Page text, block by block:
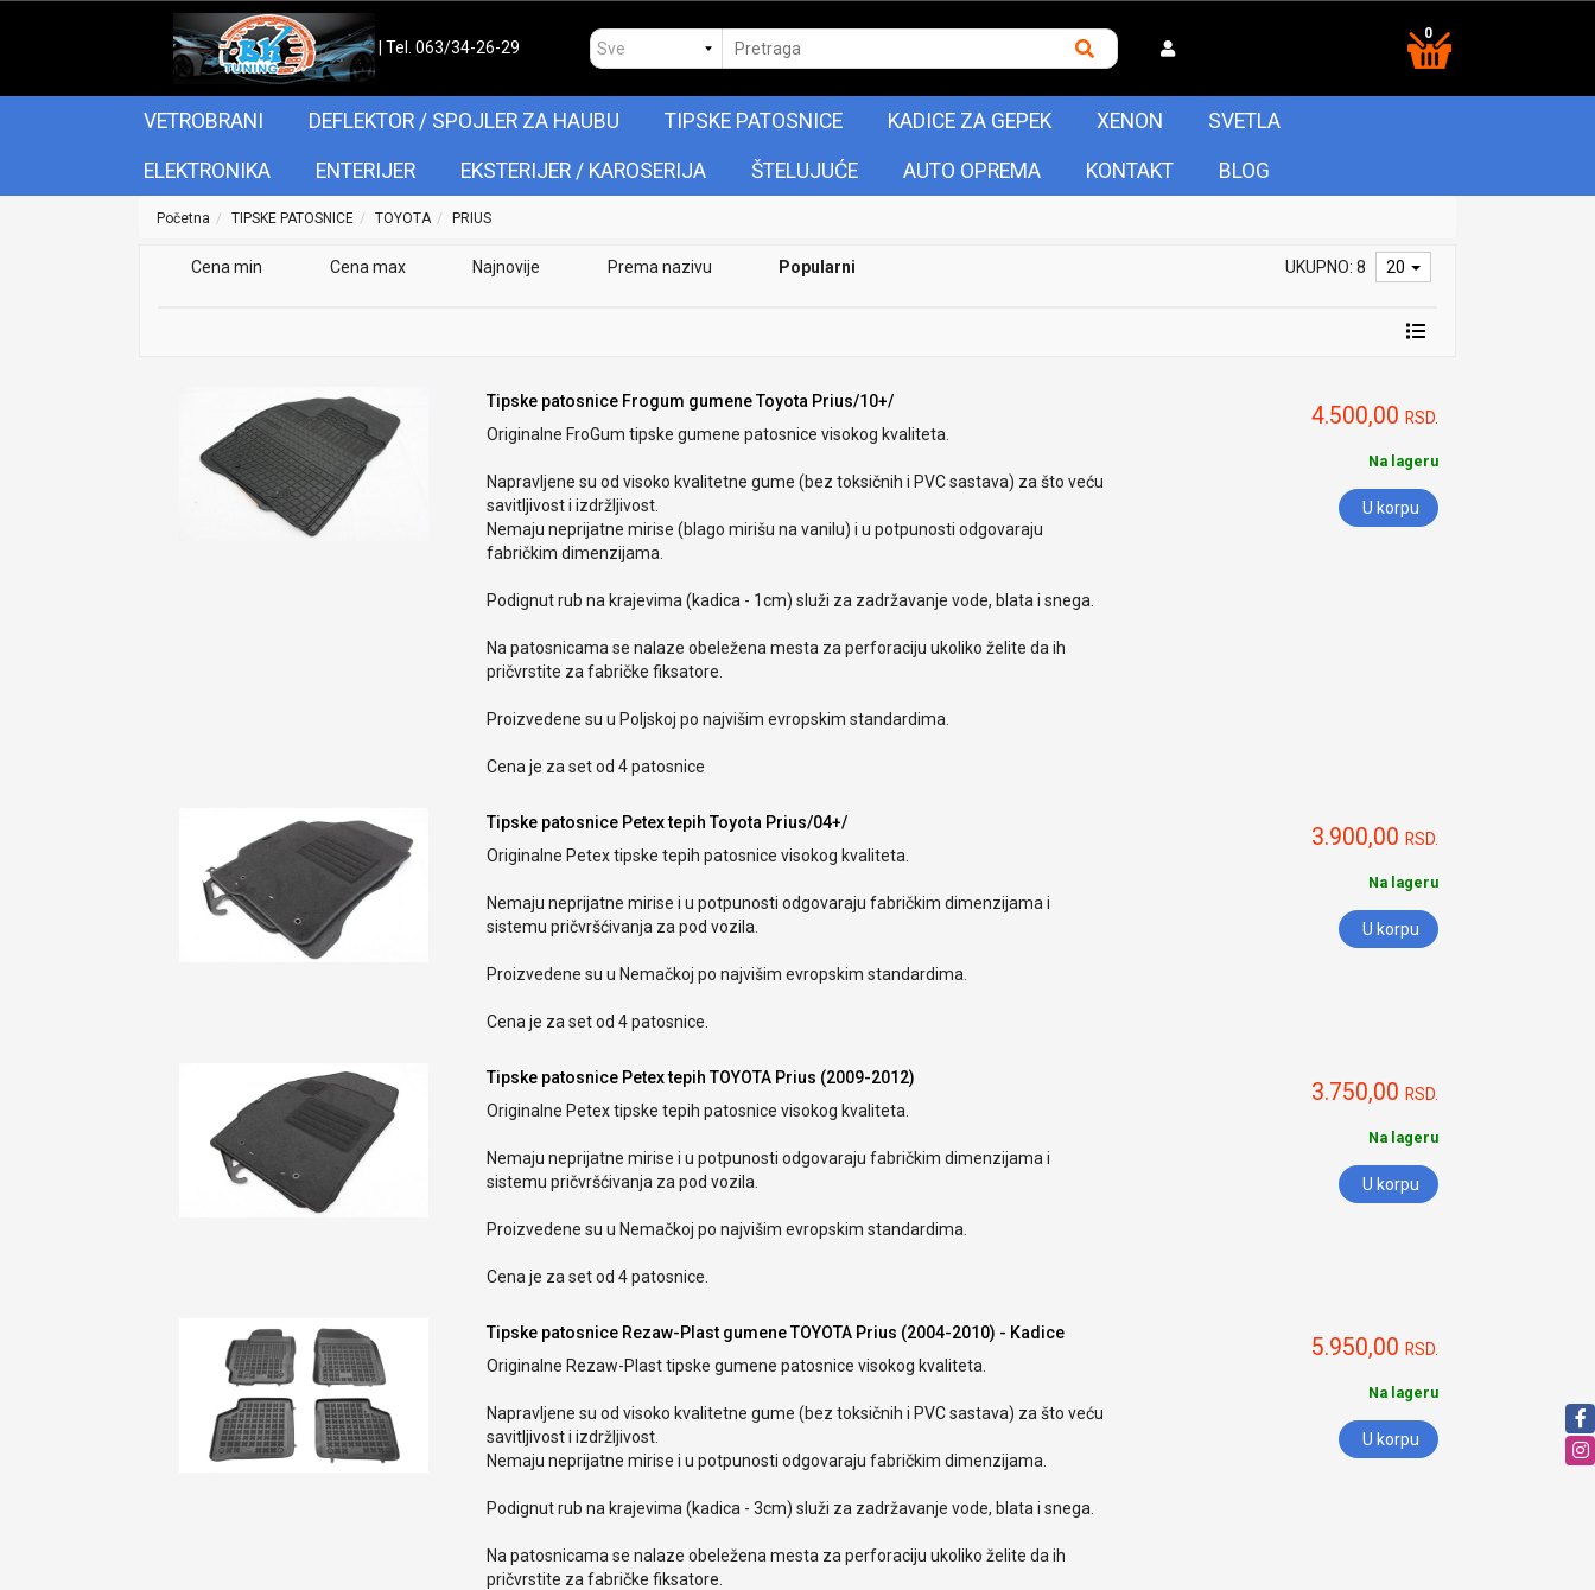
| Tel. 063/34-26-29
0
VETROBRANI DEFLEKTOR / SPOJLER ZA HAUBU TIPSKE PATOSNICE KADICE ZA GEPEK XENON SVETLA
ELEKTRONIKA ENTERIJER EKSTERIJER / KAROSERIJA ŠTELUJUĆE AUTO OPREMA KONTAKT BLOG
Početna TIPSKE PATOSNICE TOYOTA PRIUS
Cena min Cena max Najnovije Prema nazivu Popularni UKUPNO: 8 20
Tipske patosnice Frogum gumene Toyota Prius/10+/
Originalne FroGum tipske gumene patosnice visokog kvaliteta.
Napravljene su od visoko kvalitetne gume (bez toksičnih i PVC sastava) za što veću
savitljivost i izdržljivost.
Nemaju neprijatne mirise (blago mirišu na vanilu) i u potpunosti odgovaraju
fabričkim dimenzijama.
Podignut rub na krajevima (kadica - 1cm) služi za zadržavanje vode, blata i snega.
Na patosnicama se nalaze obeležena mesta za perforaciju ukoliko želite da ih
pričvrstite za fabričke fiksatore.
Proizvedene su u Poljskoj po najvišim evropskim standardima.
Cena je za set od 4 patosnice
4.500,00 RSD.
Na lageru
U korpu
Tipske patosnice Petex tepih Toyota Prius/04+/
Originalne Petex tipske tepih patosnice visokog kvaliteta.
Nemaju neprijatne mirise i u potpunosti odgovaraju fabričkim dimenzijama i
sistemu pričvršćivanja za pod vozila.
Proizvedene su u Nemačkoj po najvišim evropskim standardima.
Cena je za set od 4 patosnice.
3.900,00 RSD.
Na lageru
U korpu
Tipske patosnice Petex tepih TOYOTA Prius (2009-2012)
Originalne Petex tipske tepih patosnice visokog kvaliteta.
Nemaju neprijatne mirise i u potpunosti odgovaraju fabričkim dimenzijama i
sistemu pričvršćivanja za pod vozila.
Proizvedene su u Nemačkoj po najvišim evropskim standardima.
Cena je za set od 4 patosnice.
3.750,00 RSD.
Na lageru
U korpu
Tipske patosnice Rezaw-Plast gumene TOYOTA Prius (2004-2010) - Kadice
Originalne Rezaw-Plast tipske gumene patosnice visokog kvaliteta.
Napravljene su od visoko kvalitetne gume (bez toksičnih i PVC sastava) za što veću
savitljivost i izdržljivost.
Nemaju neprijatne mirise i u potpunosti odgovaraju fabričkim dimenzijama.
Podignut rub na krajevima (kadica - 3cm) služi za zadržavanje vode, blata i snega.
Na patosnicama se nalaze obeležena mesta za perforaciju ukoliko želite da ih
pričvrstite za fabričke fiksatore.
5.950,00 RSD.
Na lageru
U korpu